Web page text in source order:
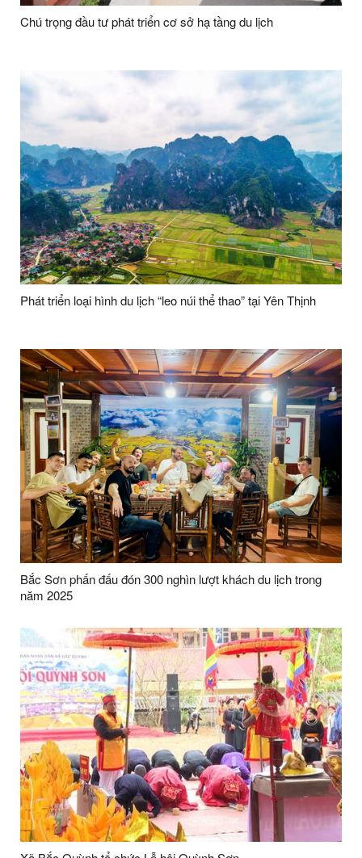
Chú trọng đầu tư phát triển cơ sở hạ tầng du lịch
Phát triển loại hình du lịch “leo núi thể thao” tại Yên Thịnh
Bắc Sơn phấn đấu đón 300 nghìn lượt khách du lịch trong
năm 2025